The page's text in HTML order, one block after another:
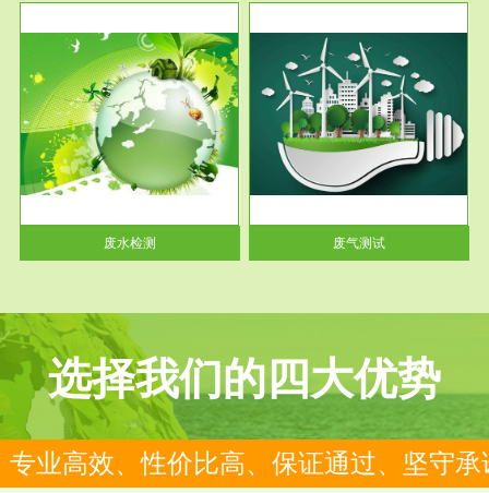
废水检测
服务范围
废气测试
检测范围工业废气检测包括有机
废气和无机废气。有机废气主要
包括...
废气测试
选择我们的四大优势
专业高效、性价比高、保证通过、坚守承